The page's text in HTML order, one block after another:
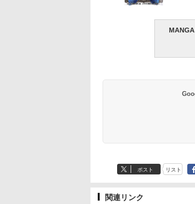
ポスト リスト
関連リンク